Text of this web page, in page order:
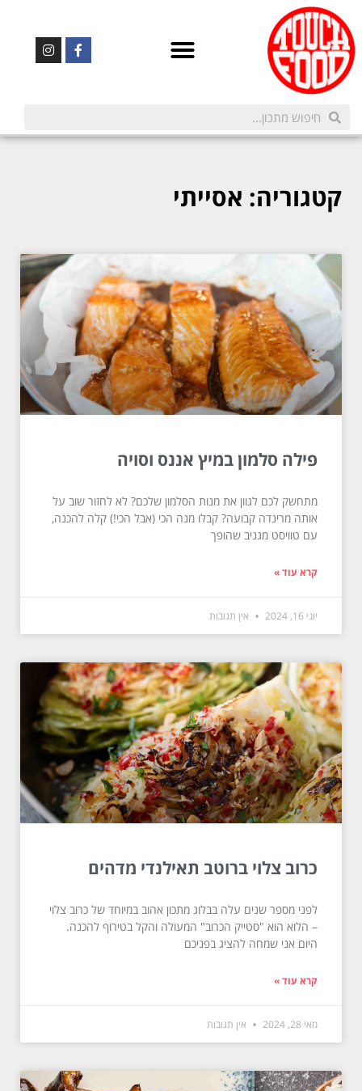
קטגוריה: אסייתי
פילה סלמון במיץ אננס וסויה
מתחשק לכם לגוון את מנות הסלמון שלכם? לא לחזור שוב על
אותה מרינדה קבועה? קבלו מנה הכי (אבל הכי!) קלה להכנה,
עם טוויסט מגניב שהופך
קרא עוד »
יוני 16, 2024 אין תגובות
כרוב צלוי ברוטב תאילנדי מדהים
לפני מספר שנים עלה בבלוג מתכון אהוב במיוחד של כרוב צלוי
– הלוא הוא "סטייק הכרוב" המעולה והקל בטירוף להכנה.
היום אני שמחה להציג בפניכם
קרא עוד »
מאי 28, 2024 אין תגובות